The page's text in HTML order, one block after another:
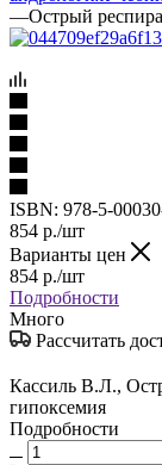
—Острый
ISBN: 978-5-
854 р./шт
Варианты цен
854 р./шт
Подробности
Много
Рассчитать
Кассиль В.Л.,
гипоксемия
Подробности